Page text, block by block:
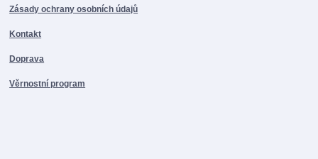
Zásady ochrany osobních údajů
Kontakt
Doprava
Věrnostní program